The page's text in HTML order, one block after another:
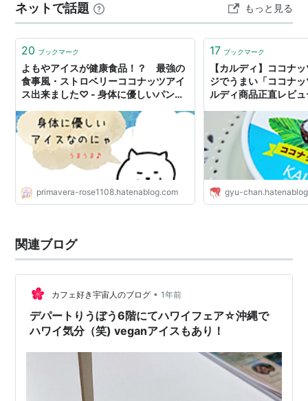
ネットで話題 もっと見る
20 ブックマーク
よもやアイスが健康食品！？ 最強の
食事風・ストロベリーココナッツアイ
ス出来ました♡ - 身体に優しいパンと
primavera-rose1108.hatenablog.com
17 ブックマーク
【カルディ】ココナ
ジでうまい「ココナ
ルディ商品正直レビ
gyu-
関連ブログ
カフェ好き宇宙人のブログ • 1年前
デパートりうぼう6階にてハワイフェア☆沖縄で
ハワイ気分（笑) veganアイスもあり！